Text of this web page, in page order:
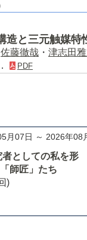
造と三元触媒特
佐藤徹哉 ・ 津志田
PDF
月07日 ～ 2026年08
者としての私を形
師匠」たち
)